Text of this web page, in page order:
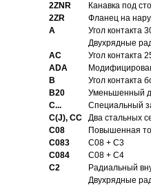
2ZNR
Канавка под
2ZR
Фланец на
A
Угол контакта
Двухрядные
AC
Угол контакта
ADA
B
Угол контакта
B20
Уменьшенный
C...
Специальный
C(J), CC
Два стальных
C08
Повышенная
C083
C08 + C3
C084
C08 + C4
C2
Pадиальный
Двухрядные